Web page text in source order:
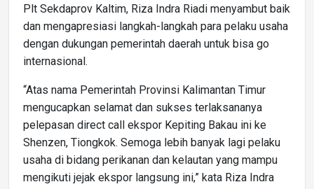
Plt Sekdaprov Kaltim, Riza Indra Riadi menyambut baik
dan mengapresiasi langkah-langkah para pelaku usaha
dengan dukungan pemerintah daerah untuk bisa go
internasional.
“Atas nama Pemerintah Provinsi Kalimantan Timur
mengucapkan selamat dan sukses terlaksananya
pelepasan direct call ekspor Kepiting Bakau ini ke
Shenzen, Tiongkok. Semoga lebih banyak lagi pelaku
usaha di bidang perikanan dan kelautan yang mampu
mengikuti jejak ekspor langsung ini,” kata Riza Indra